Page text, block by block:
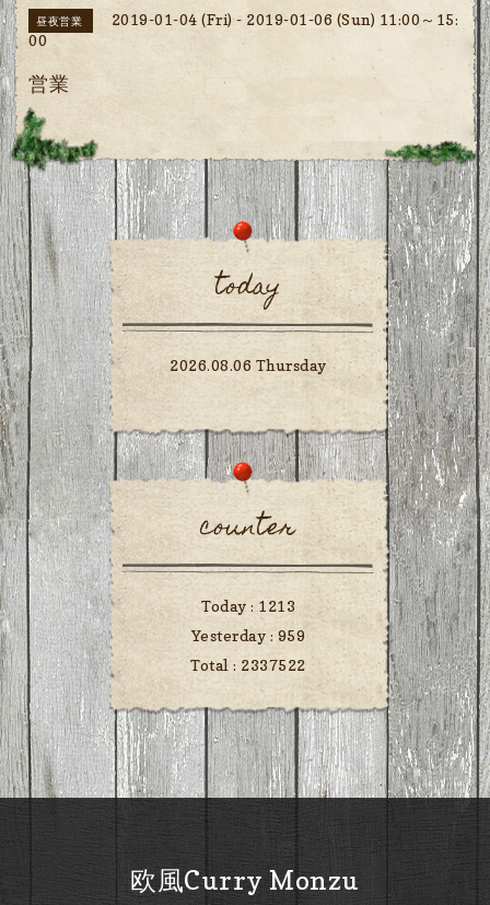
昼夜営業
2019-01-04 (Fri) - 2019-01-06 (Sun) 11:00～15:
00
営業
today
2026.08.06 Thursday
counter
Today : 1213
Yesterday : 959
Total : 2337522
欧風Curry Monzu